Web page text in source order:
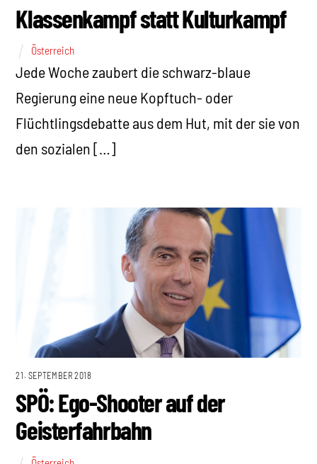
Klassenkampf statt Kulturkampf
Österreich
Jede Woche zaubert die schwarz-blaue
Regierung eine neue Kopftuch- oder
Flüchtlingsdebatte aus dem Hut, mit der sie von
den sozialen […]
21. SEPTEMBER 2018
SPÖ: Ego-Shooter auf der
Geisterfahrbahn